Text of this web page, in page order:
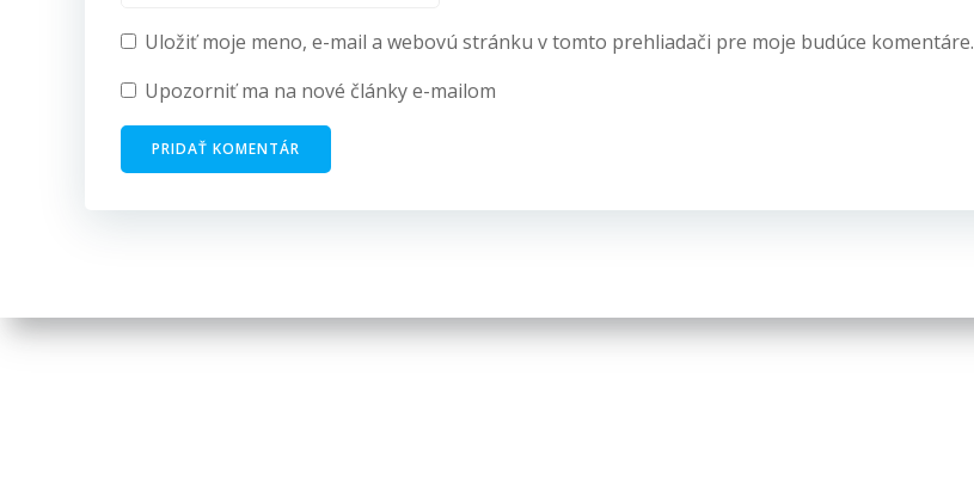
Uložiť moje meno, e-mail a webovú stránku v tomto prehliadači pre moje budúce komentáre.
Upozorniť ma na nové články e-mailom